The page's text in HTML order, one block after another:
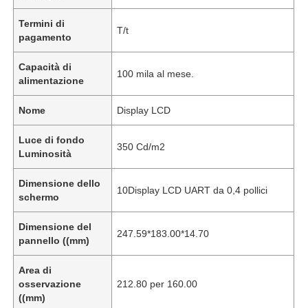
Termini di
pagamento
T/t
Capacità di
alimentazione
100 mila al mese.
Nome Display LCD
Luce di fondo
Luminosità
350 Cd/m2
Dimensione dello
schermo
10Display LCD UART da 0,4 pollici
Dimensione del
pannello ((mm)
247.59*183.00*14.70
Area di
osservazione
((mm)
212.80 per 160.00